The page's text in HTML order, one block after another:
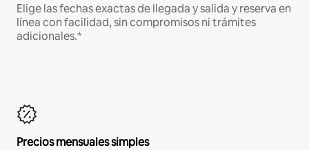
Elige las fechas exactas de llegada y salida y reserva en
línea con facilidad, sin compromisos ni trámites
adicionales.*
Precios mensuales simples